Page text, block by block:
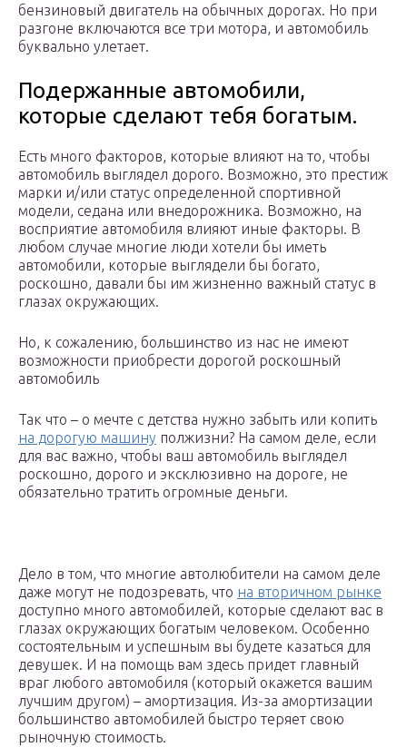
бензиновый двигатель на обычных дорогах. Но при
разгоне включаются все три мотора, и автомобиль
буквально улетает.
Подержанные автомобили,
которые сделают тебя богатым.
Есть много факторов, которые влияют на то, чтобы
автомобиль выглядел дорого. Возможно, это престиж
марки и/или статус определенной спортивной
модели, седана или внедорожника. Возможно, на
восприятие автомобиля влияют иные факторы. В
любом случае многие люди хотели бы иметь
автомобили, которые выглядели бы богато,
роскошно, давали бы им жизненно важный статус в
глазах окружающих.
Но, к сожалению, большинство из нас не имеют
возможности приобрести дорогой роскошный
автомобиль
Так что – о мечте с детства нужно забыть или копить
на дорогую машину полжизни? На самом деле, если
для вас важно, чтобы ваш автомобиль выглядел
роскошно, дорого и эксклюзивно на дороге, не
обязательно тратить огромные деньги.
Дело в том, что многие автолюбители на самом деле
даже могут не подозревать, что на вторичном рынке
доступно много автомобилей, которые сделают вас в
глазах окружающих богатым человеком. Особенно
состоятельным и успешным вы будете казаться для
девушек. И на помощь вам здесь придет главный
враг любого автомобиля (который окажется вашим
лучшим другом) – амортизация. Из-за амортизации
большинство автомобилей быстро теряет свою
рыночную стоимость.